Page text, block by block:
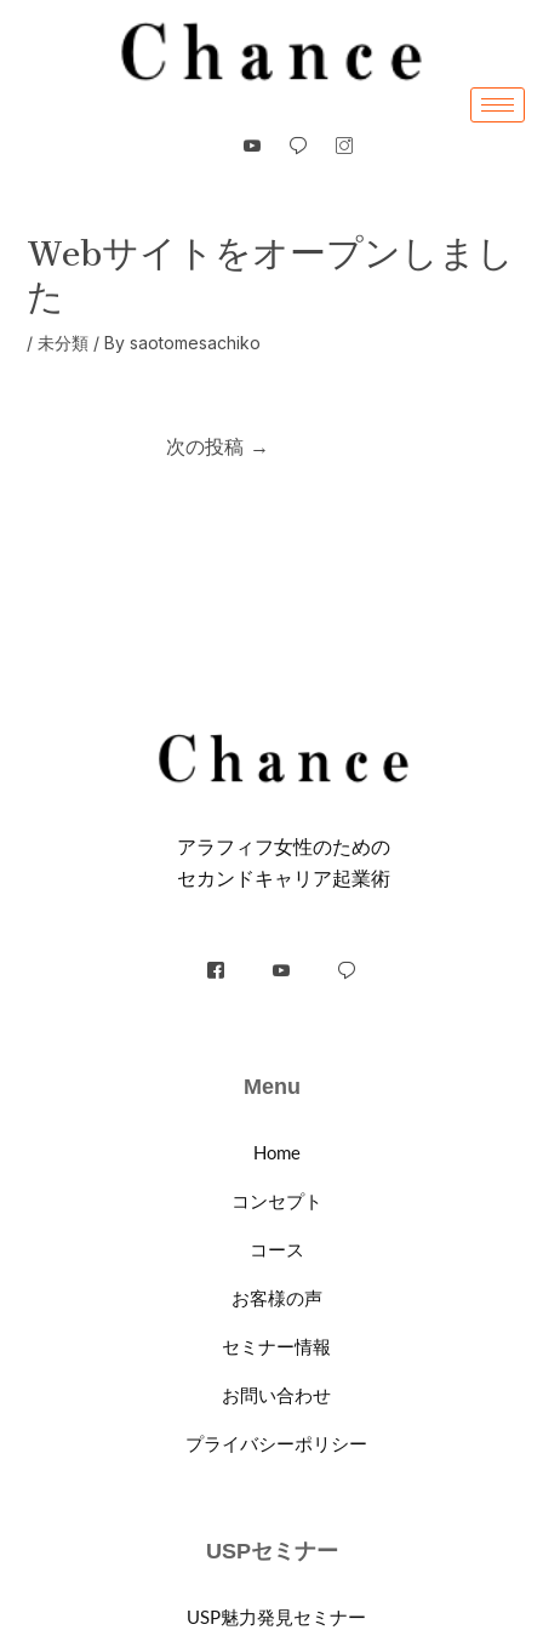
Webサイトをオープンしまし
た
/ 未分類/ By saotomesachiko
次の投稿 →
アラフィフ⼥性のための
セカンドキャリア起業術
Menu
Home
コンセプト
コース
お客様の声
セミナー情報
お問い合わせ
プライバシーポリシー
USPセミナー
USP魅力発見セミナー